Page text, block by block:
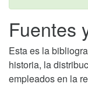
Fuentes
Esta es la
historia, la
empleados en la